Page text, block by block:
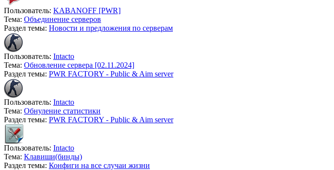
Пользователь: KABANOFF [PWR]
Тема: Объединение серверов
Раздел темы: Новости и предложения по серверам
Пользователь: Intacto
Тема: Обновление сервера [02.11.2024]
Раздел темы: PWR FACTORY - Public & Aim server
Пользователь: Intacto
Тема: Обнуление статистики
Раздел темы: PWR FACTORY - Public & Aim server
Пользователь: Intacto
Тема: Клавиши(бинды)
Раздел темы: Конфиги на все случаи жизни